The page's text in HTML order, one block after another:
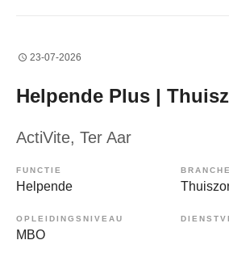
23-07-2026
Helpende Plus |
ActiVite, Ter Aar
FUNCTIE
Helpende
BRANCHE
OPLEIDINGSNIVEAU
MBO